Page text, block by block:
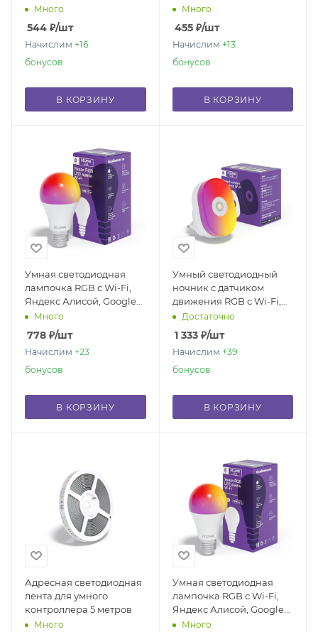
Марусей, Google Home,
Smart bulb GU5.3
Много
544 ₽/шт
Начислим +16
бонусов
В КОРЗИНУ
Марусей, Google Home,
Smart bulb GU5.3
Много
455₽/шт
Начислим +13
бонусов
В КОРЗИНУ
Умная светодиодная
лампочка RGB с Wi-Fi,
Яндекс Алисой, Google
Home, Марусей, Smart
Bulb E27 15W
Много
778 ₽/шт
Начислим +23
бонусов
В КОРЗИНУ
Умный светодиодный
ночник с датчиком
движения RGB с Wi-Fi,
Яндекс Алисой,
Марусей, Google Home,
Smart Night Light 3W
Достаточно
1 333₽/шт
Начислим +39
бонусов
В КОРЗИНУ
Адресная светодиодная
лента для умного
контроллера 5 метров
Много
Умная светодиодная
лампочка RGB с Wi-Fi,
Яндекс Алисой, Google
Home, Марусей, Smart
Много